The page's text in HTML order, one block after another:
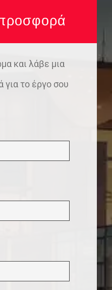
και λάβε μια
για το έργο σου